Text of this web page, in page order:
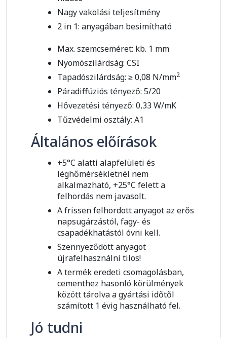
Nagy vakolási teljesítmény
2 in 1: anyagában besimítható
Max. szemcseméret: kb. 1 mm
Nyomószilárdság: CSI
Tapadószilárdság: ≥ 0,08 N/mm2
Páradiffúziós tényező: 5/20
Hővezetési tényező: 0,33 W/mK
Tűzvédelmi osztály: A1
Általános előírások
+5°C alatti alapfelületi és
léghőmérsékletnél nem
alkalmazható, +25°C felett a
felhordás nem javasolt.
A frissen felhordott anyagot az erős
napsugárzástól, fagy- és
csapadékhatástól óvni kell.
Szennyeződött anyagot
újrafelhasználni tilos!
A termék eredeti csomagolásban,
cementhez hasonló körülmények
között tárolva a gyártási időtől
számított 1 évig használható fel.
Jó tudni